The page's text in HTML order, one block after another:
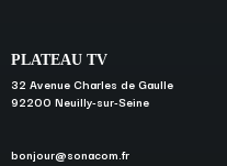
PLATEAU TV
32 Avenue Charles de Gaulle
92200 Neuilly-sur-Seine
bonjour@sonacom.fr